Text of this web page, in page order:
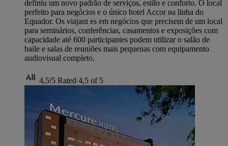
definiu um novo padrão de serviços, estilo e conforto. O local
perfeito para negócios e o único hotel Accor na linha do
Equador. Os viajant es em negócios que precisem de um local
para seminários, conferências, casamentos e exposições com
capacidade até 600 participantes podem utilizar o salão de
baile e salas de reuniões mais pequenas com equipamento
audiovisual completo.
4,5/5 Rated 4,5 of 5